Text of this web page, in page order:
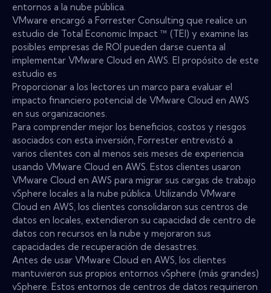
entornos a la nube pública.
VMware encargó a Forrester Consulting que realice un
estudio de Total Economic Impact ™ (TEI) y examine las
posibles empresas de ROI pueden darse cuenta al
implementar VMware Cloud en AWS. El propósito de este
estudio es
Proporcionar a los lectores un marco para evaluar el
impacto financiero potencial de VMware Cloud en AWS
en sus organizaciones.
Para comprender mejor los beneficios, costos y riesgos
asociados con esta inversión, Forrester entrevistó a
varios clientes con al menos seis meses de experiencia
usando VMware Cloud en AWS. Estos clientes usaron
VMware Cloud en AWS para migrar sus cargas de trabajo
vSphere locales a la nube pública. Utilizando VMware
Cloud en AWS, los clientes consolidaron sus centros de
datos en locales, extendieron su capacidad de centro de
datos con recursos en la nube y mejoraron sus
capacidades de recuperación de desastres.
Antes de usar VMware Cloud en AWS, los clientes
mantuvieron sus propios entornos vSphere (más grandes)
vSphere. Estos entornos de centros de datos requirieron